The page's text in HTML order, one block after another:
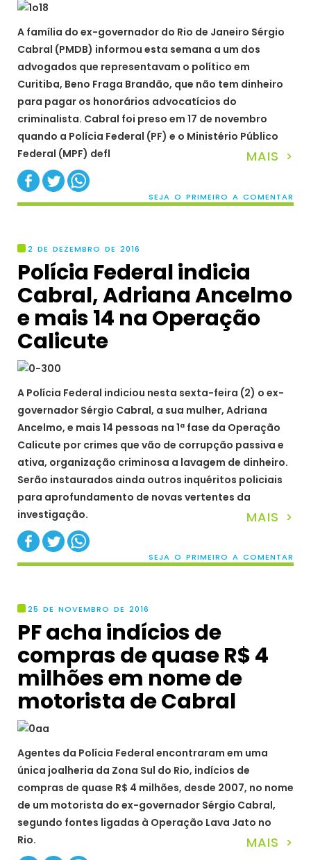
A família do ex-governador do Rio de Janeiro Sérgio
Cabral (PMDB) informou esta semana a um dos
advogados que representavam o político em
Curitiba, Beno Fraga Brandão, que não tem dinheiro
para pagar os honorários advocatícios do
criminalista. Cabral foi preso em 17 de novembro
quando a Polícia Federal (PF) e o Ministério Público
Federal (MPF) defl
MAIS >
SEJA O PRIMEIRO A COMENTAR
2 DE DEZEMBRO DE 2016
Polícia Federal indicia
Cabral, Adriana Ancelmo
e mais 14 na Operação
Calicute
A Polícia Federal indiciou nesta sexta-feira (2) o ex-
governador Sérgio Cabral, a sua mulher, Adriana
Ancelmo, e mais 14 pessoas na 1ª fase da Operação
Calicute por crimes que vão de corrupção passiva e
ativa, organização criminosa a lavagem de dinheiro.
Serão instaurados ainda outros inquéritos policiais
para aprofundamento de novas vertentes da
investigação.
MAIS >
SEJA O PRIMEIRO A COMENTAR
25 DE NOVEMBRO DE 2016
PF acha indícios de
compras de quase R$ 4
milhões em nome de
motorista de Cabral
Agentes da Polícia Federal encontraram em uma
única joalheria da Zona Sul do Rio, indícios de
compras de quase R$ 4 milhões, desde 2007, no nome
de um motorista do ex-governador Sérgio Cabral,
segundo fontes ligadas à Operação Lava Jato no
Rio.
MAIS >